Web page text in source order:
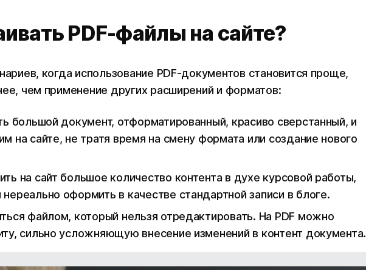
PDF-файлы на сайте?
когда использование PDF-документов становится проще,
чем применение других расширений и форматов:
большой документ, отформатированный, красиво сверстанный, и
на сайте, не тратя время на смену формата или создание нового
на сайт большое количество контента в духе курсовой работы,
оформить в качестве стандартной записи в блоге.
файлом, который нельзя отредактировать. На PDF можно
сильно усложняющую внесение изменений в контент документа.